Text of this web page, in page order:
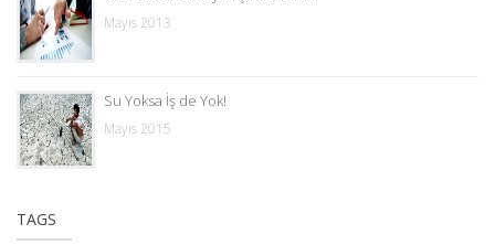
Mayıs 2013
Su Yoksa İş de Yok!
Mayıs 2015
TAGS